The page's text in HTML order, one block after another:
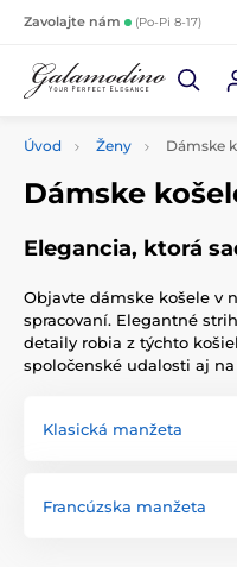
Zavolajte nám (Po-Pi 8-17)
Úvod Ženy Dámske
Dámske
Elegancia, ktorá
Objavte dámske košele v
spracovaní. Elegantné
detaily robia z týchto
spoločenské udalosti aj
Klasická manžeta
Francúzska manžeta